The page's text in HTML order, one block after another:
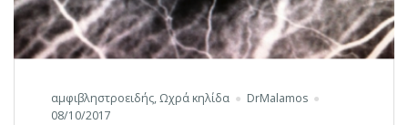
αμφιβληστροειδής,Ωχρά κηλίδα
DrMalamos
08/10/2017